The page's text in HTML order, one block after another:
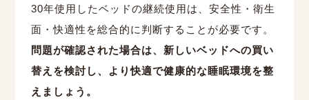
30年使用したベッドの継続使用は、安全性・衛生
面・快適性を総合的に判断することが必要です。
問題が確認された場合は、新しいベッドへの買い
替えを検討し、より快適で健康的な睡眠環境を整
えましょう。